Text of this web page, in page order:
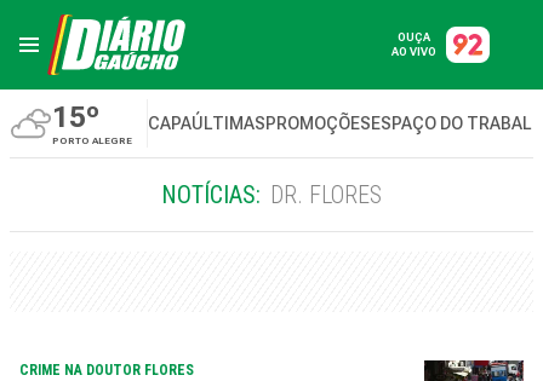
OUÇA
AO VIVO
15º
PORTO ALEGRE
CAPAÚLTIMASPROMOÇÕESESPAÇO DO
NOTÍCIAS: DR. FLORES
CRIME NA DOUTOR FLORES